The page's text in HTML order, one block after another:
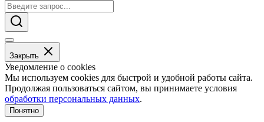
Закрыть
Уведомление о cookies
Мы используем cookies для быстрой и удобной работы сайта.
Продолжая пользоваться сайтом, вы принимаете условия
обработки персональных данных.
Понятно